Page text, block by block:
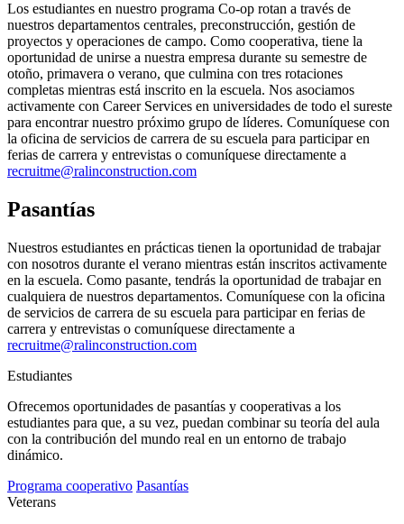
Los estudiantes en nuestro programa Co-op rotan a través de
nuestros departamentos centrales, preconstrucción, gestión de
proyectos y operaciones de campo. Como cooperativa, tiene la
oportunidad de unirse a nuestra empresa durante su semestre de
otoño, primavera o verano, que culmina con tres rotaciones
completas mientras está inscrito en la escuela. Nos asociamos
activamente con Career Services en universidades de todo el sureste
para encontrar nuestro próximo grupo de líderes. Comuníquese con
la oficina de servicios de carrera de su escuela para participar en
ferias de carrera y entrevistas o comuníquese directamente a
recruitme@ralinconstruction.com
Pasantías
Nuestros estudiantes en prácticas tienen la oportunidad de trabajar
con nosotros durante el verano mientras están inscritos activamente
en la escuela. Como pasante, tendrás la oportunidad de trabajar en
cualquiera de nuestros departamentos. Comuníquese con la oficina
de servicios de carrera de su escuela para participar en ferias de
carrera y entrevistas o comuníquese directamente a
recruitme@ralinconstruction.com
Estudiantes
Ofrecemos oportunidades de pasantías y cooperativas a los
estudiantes para que, a su vez, puedan combinar su teoría del aula
con la contribución del mundo real en un entorno de trabajo
dinámico.
Programa cooperativo Pasantías
Veterans